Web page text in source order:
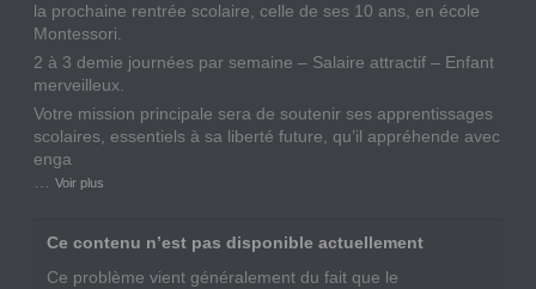
la prochaine rentrée scolaire, celle de ses 10 ans, en école
Montessori.
2 à 3 demie journées par semaine – Salaire attractif – Enfant
merveilleux.
Votre mission principale sera de soutenir ses apprentissages
scolaires, essentiels à sa liberté future, qu’il appréhende avec
enga
…Voir plus
Ce contenu n’est pas disponible actuellement
Ce problème vient généralement du fait que le